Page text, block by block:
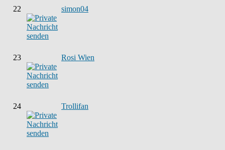
22 simon04
23 Rosi Wien
24 Trollifan